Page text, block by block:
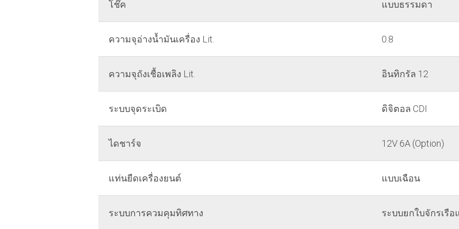
โช๊ค แบบธรรมดา
ความจุอ่างน้ำมันเครื่อง Lit. 0.8
ความจุถังเชื้อเพลิง Lit. อินทิกรัล 12
ระบบจุดระเบิด ดิจิตอล CDI
ไดชาร์จ 12V 6A (Option)
แท่นยืดเครื่องยนต์ แบบเฉือน
ระบบการควมคุมทิศทาง ระบบยกใบจักรเรื